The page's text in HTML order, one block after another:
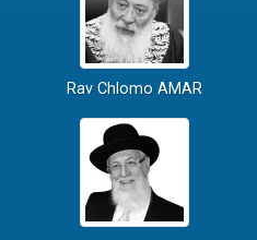
Rav Chlomo AMAR